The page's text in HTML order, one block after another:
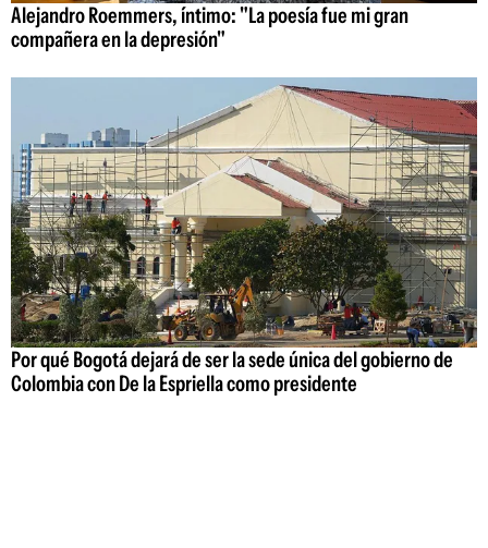
Alejandro Roemmers, íntimo: "La poesía fue mi gran
compañera en la depresión"
Por qué Bogotá dejará de ser la sede única del gobierno de
Colombia con De la Espriella como presidente